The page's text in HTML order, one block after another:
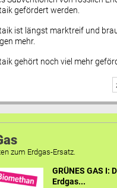
gefördert werden.
ist längst marktreif und
mehr.
gehört noch viel mehr
zum Erdgas-Ersatz.
GRÜNES GAS I:
Erdgas...